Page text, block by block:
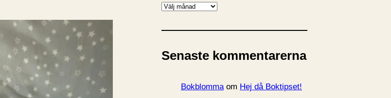
A
k
v
Senaste kommentarerna
Bokblommaom Hej då Boktipset!